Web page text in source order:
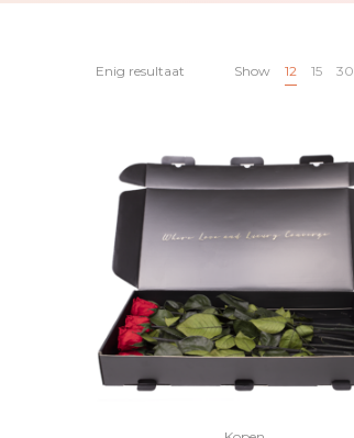
Enig resultaat Show 12 15 30